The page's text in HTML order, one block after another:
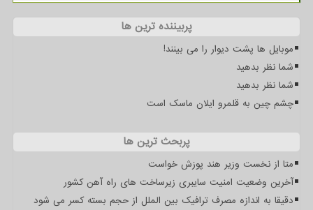
پربیننده ترین ها
موبایل ها پشت دیوار را می بینند!
شما نظر بدهید
شما نظر بدهید
چشم چین به قلمرو ایلان ماسک است
پربحث ترین ها
متا از نخست وزیر هند پوزش خواست
آخرین وضعیت امنیت سایبری زیرساخت های راه آهن کشور
دقیقا به اندازه مصرف ترافیک بین الملل از حجم بسته کسر می شود